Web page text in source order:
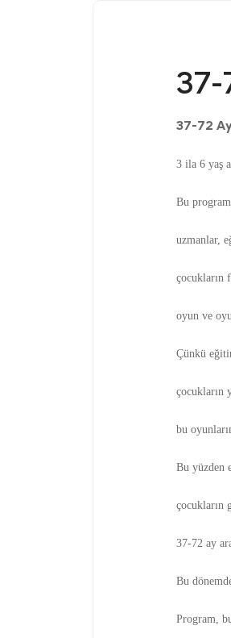
37-
37-72
3 ila 6 yaş
Bu program,
uzmanlar,
çocukların
oyun ve
Çünkü
çocukların
bu
Bu yüzden
çocukların
37-72 ay
Bu
Program,